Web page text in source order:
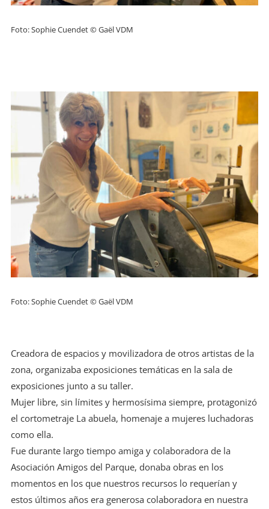
Foto: Sophie Cuendet © Gaël VDM
Foto: Sophie Cuendet © Gaël VDM
Creadora de espacios y movilizadora de otros artistas de la
zona, organizaba exposiciones temáticas en la sala de
exposiciones junto a su taller.
Mujer libre, sin límites y hermosísima siempre, protagonizó
el cortometraje La abuela, homenaje a mujeres luchadoras
como ella.
Fue durante largo tiempo amiga y colaboradora de la
Asociación Amigos del Parque, donaba obras en los
momentos en los que nuestros recursos lo requerían y
estos últimos años era generosa colaboradora en nuestra